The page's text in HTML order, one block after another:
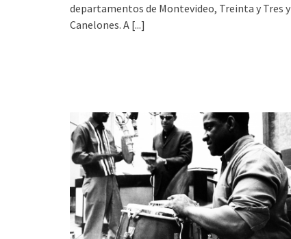
departamentos de Montevideo, Treinta y Tres y
Canelones. A [...]